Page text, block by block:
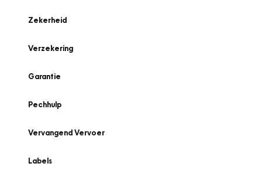
Zekerheid
Verzekering
Garantie
Pechhulp
Vervangend Vervoer
Labels